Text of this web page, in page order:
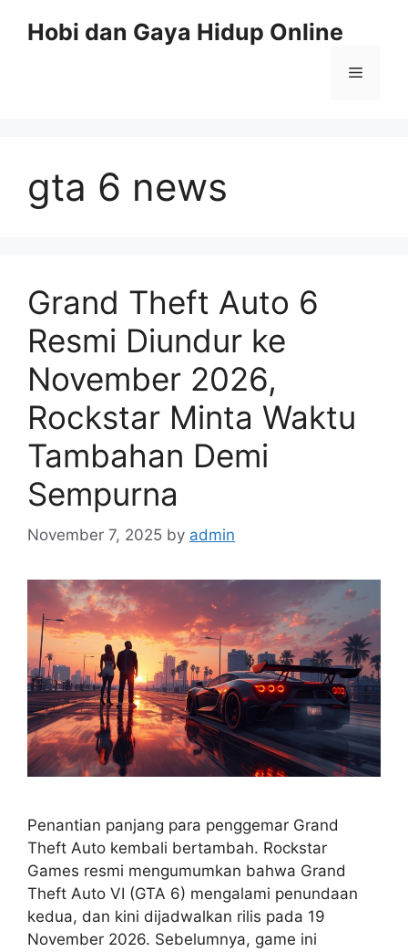
Hobi dan Gaya Hidup Online
Menu
gta 6 news
Grand Theft Auto 6
Resmi Diundur ke
November 2026,
Rockstar Minta Waktu
Tambahan Demi
Sempurna
November 7, 2025 by admin
Penantian panjang para penggemar Grand
Theft Auto kembali bertambah. Rockstar
Games resmi mengumumkan bahwa Grand
Theft Auto VI (GTA 6) mengalami penundaan
kedua, dan kini dijadwalkan rilis pada 19
November 2026. Sebelumnya, game ini